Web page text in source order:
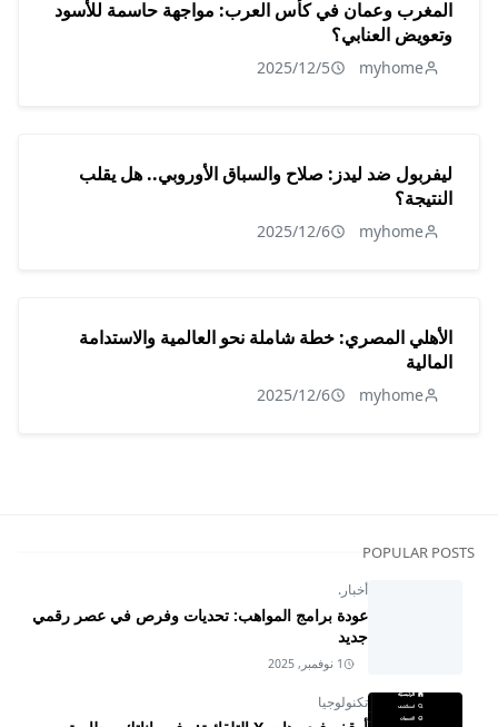
المغرب وعمان في كأس العرب: مواجهة حاسمة للأسود
وتعويض العنابي؟
myhome
2025/12/5
ليفربول ضد ليدز: صلاح والسباق الأوروبي.. هل يقلب
النتيجة؟
myhome
2025/12/6
الأهلي المصري: خطة شاملة نحو العالمية والاستدامة
المالية
myhome
2025/12/6
POPULAR POSTS
أخبار.
عودة برامج المواهب: تحديات وفرص في عصر رقمي
جديد
1 نوفمبر, 2025
تكنولوجيا